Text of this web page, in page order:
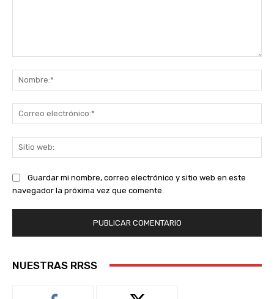
Guardar mi nombre, correo electrónico y sitio web en este
navegador la próxima vez que comente.
NUESTRAS RRSS